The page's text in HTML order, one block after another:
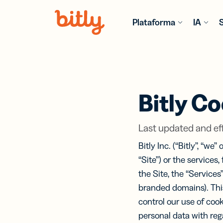
Plataforma
de
e
links
Um
IA
IA
Varejo
Tecnologia
Software e
Hardware
Seguros
Serviços
Blog
Obtenha
melhores
Guias e
Descubra
opiniões de
Vídeos e
Fique à
Bitly
Last updated and
Bitly Inc. (“Bitly”,
“Site”) or the
the Site, the
branded domains).
control our use of
personal data with